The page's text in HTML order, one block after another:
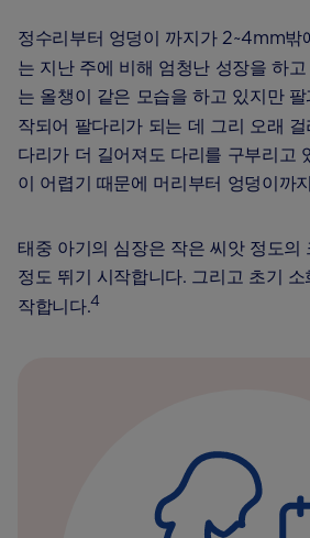
정수리부터 엉덩이 까지가 2~4mm밖
는 지난 주에 비해 엄청난 성장을 하
는 올챙이 같은 모습을 하고 있지만
작되어 팔다리가 되는 데 그리 오래
다리가 더 길어져도 다리를 구부리고
이 어렵기 때문에 머리부터 엉덩이까
태중 아기의 심장은 작은 씨앗 정도의
정도 뛰기 시작합니다. 그리고 초기 소
작합니다.4